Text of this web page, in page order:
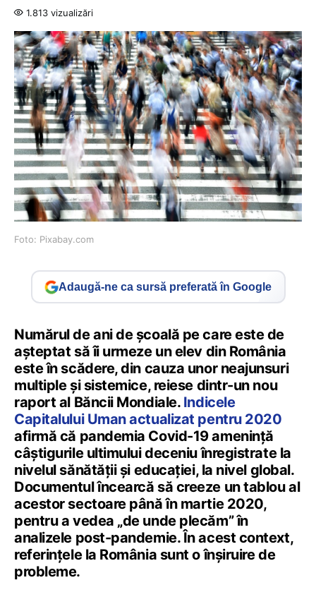
1.813 vizualizări
Foto: Pixabay.com
Adaugă-ne ca sursă preferată în Google
Numărul de ani de școală pe care este de
așteptat să îi urmeze un elev din România
este în scădere, din cauza unor neajunsuri
multiple și sistemice, reiese dintr-un nou
raport al Băncii Mondiale. Indicele
Capitalului Uman actualizat pentru 2020
afirmă că pandemia Covid-19 amenință
câștigurile ultimului deceniu înregistrate la
nivelul sănătății și educației, la nivel global.
Documentul încearcă să creeze un tablou al
acestor sectoare până în martie 2020,
pentru a vedea „de unde plecăm” în
analizele post-pandemie. În acest context,
referințele la România sunt o înșiruire de
probleme.